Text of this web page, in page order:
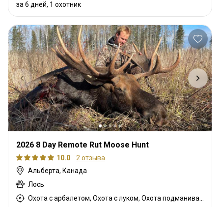
за 6 дней, 1 охотник
2026 8 Day Remote Rut Moose Hunt
10.0
2 отзыва
Альберта, Канада
Лось